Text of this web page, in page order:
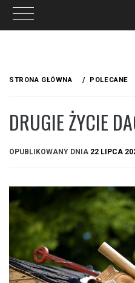
STRONA GŁÓWNA POLECANE
DRUGIE ŻYCIE
OPUBLIKOWANY DNIA 22 LIPCA